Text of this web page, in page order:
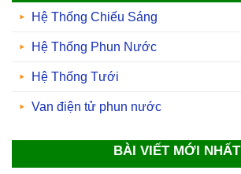
Hệ Thống Chiếu Sáng
Hệ Thống Phun Nước
Hệ Thống Tưới
Van điện tử phun nước
BÀI VIẾT MỚI NHẤT